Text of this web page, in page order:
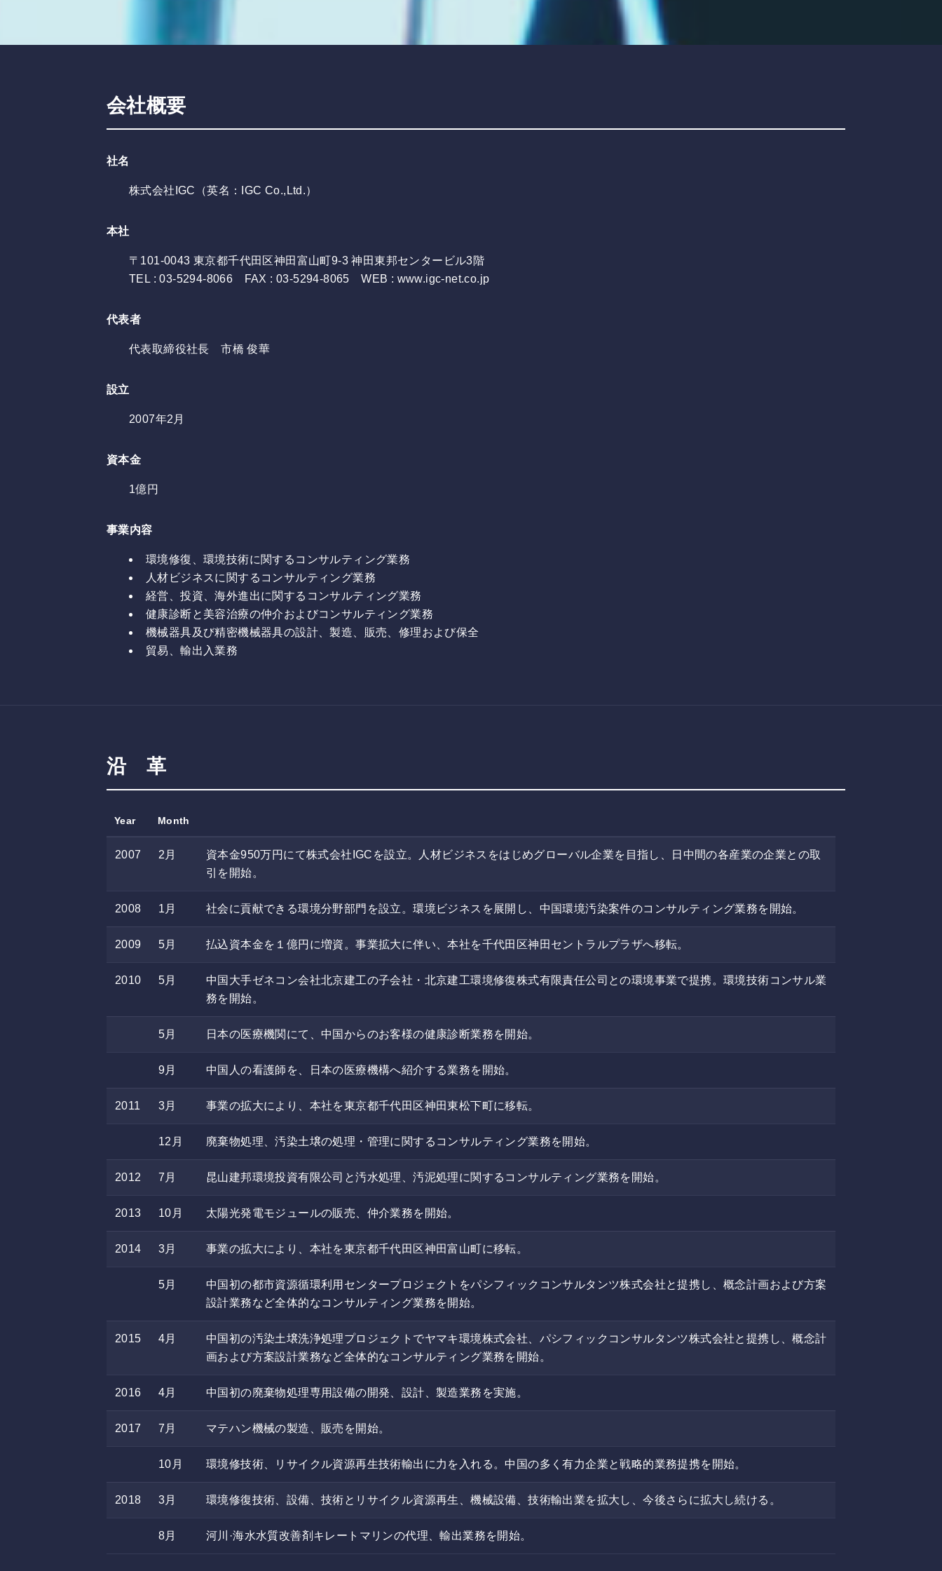
会社概要
社名
株式会社IGC（英名：IGC Co.,Ltd.）
本社
〒101-0043 東京都千代田区神田富山町9-3 神田東邦センタービル3階
TEL : 03-5294-8066 FAX : 03-5294-8065 WEB : www.igc-net.co.jp
代表者
代表取締役社長 市橋 俊華
設立
2007年2月
資本金
1億円
事業内容
環境修復、環境技術に関するコンサルティング業務
人材ビジネスに関するコンサルティング業務
経営、投資、海外進出に関するコンサルティング業務
健康診断と美容治療の仲介およびコンサルティング業務
機械器具及び精密機械器具の設計、製造、販売、修理および保全
貿易、輸出入業務
沿 革
Year Month
2007 2月
資本金950万円にて株式会社IGCを設立。人材ビジネスをはじめグローバル企業を目指し、日中間の各産業の企業との取
引を開始。
2008 1月 社会に貢献できる環境分野部門を設立。環境ビジネスを展開し、中国環境汚染案件のコンサルティング業務を開始。
2009 5月 払込資本金を１億円に増資。事業拡大に伴い、本社を千代田区神田セントラルプラザへ移転。
2010 5月
中国大手ゼネコン会社北京建工の子会社・北京建工環境修復株式有限責任公司との環境事業で提携。環境技術コンサル業
務を開始。
5月 日本の医療機関にて、中国からのお客様の健康診断業務を開始。
9月 中国人の看護師を、日本の医療機構へ紹介する業務を開始。
2011 3月 事業の拡大により、本社を東京都千代田区神田東松下町に移転。
12月 廃棄物処理、汚染土壌の処理・管理に関するコンサルティング業務を開始。
2012 7月 昆山建邦環境投資有限公司と汚水処理、汚泥処理に関するコンサルティング業務を開始。
2013 10月 太陽光発電モジュールの販売、仲介業務を開始。
2014 3月 事業の拡大により、本社を東京都千代田区神田富山町に移転。
5月
中国初の都市資源循環利用センタープロジェクトをパシフィックコンサルタンツ株式会社と提携し、概念計画および方案
設計業務など全体的なコンサルティング業務を開始。
2015 4月
中国初の汚染土壌洗浄処理プロジェクトでヤマキ環境株式会社、パシフィックコンサルタンツ株式会社と提携し、概念計
画および方案設計業務など全体的なコンサルティング業務を開始。
2016 4月 中国初の廃棄物処理専用設備の開発、設計、製造業務を実施。
2017 7月 マテハン機械の製造、販売を開始。
10月 環境修技術、リサイクル資源再生技術輸出に力を入れる。中国の多く有力企業と戦略的業務提携を開始。
2018 3月 環境修復技術、設備、技術とリサイクル資源再生、機械設備、技術輸出業を拡大し、今後さらに拡大し続ける。
8月 河川·海水水質改善剤キレートマリンの代理、輸出業務を開始。